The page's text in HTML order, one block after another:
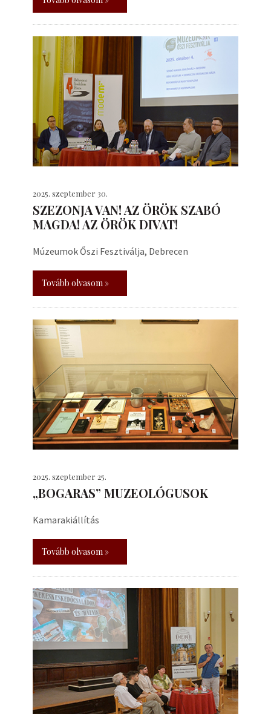
2025. szeptember 30.
SZEZONJA VAN! AZ ÖRÖK SZABÓ
MAGDA! AZ ÖRÖK DIVAT!
Múzeumok Őszi Fesztiválja, Debrecen
Tovább olvasom »
2025. szeptember 25.
„BOGARAS” MUZEOLÓGUSOK
Kamarakiállítás
Tovább olvasom »